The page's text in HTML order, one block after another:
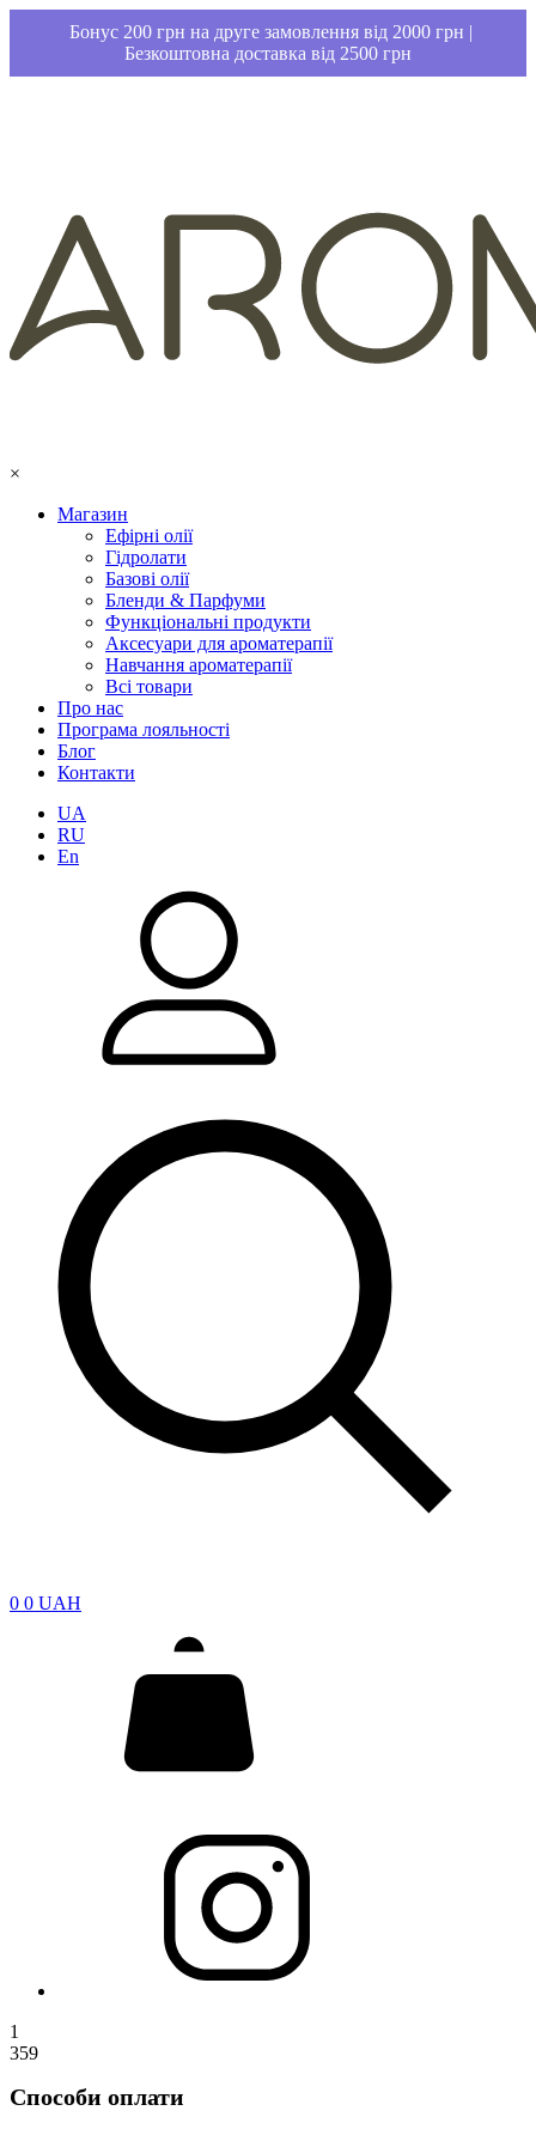
Бонус 200 грн на друге замовлення від 2000 грн |
Безкоштовна доставка від 2500 грн
×
Магазин
Ефірні олії
Гідролати
Базові олії
Бленди & Парфуми
Функціональні продукти
Аксесуари для ароматерапії
Навчання ароматерапії
Всі товари
Про нас
Програма лояльності
Блог
Контакти
UA
RU
En
0 0 UAH
1
359
Способи оплати